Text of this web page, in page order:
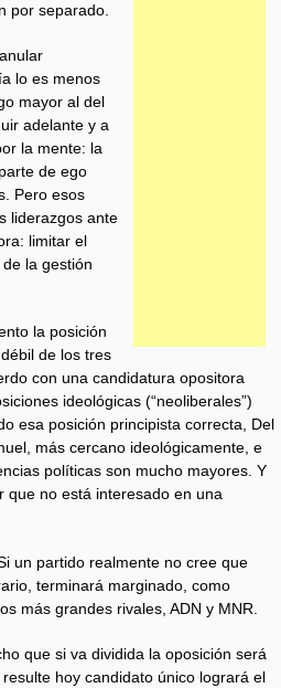
por separado.
lo es menos
mayor al del
adelante y a
la mente: la
de ego
Pero esos
liderazgos ante
limitar el
la gestión
la posición
de los tres
con una candidatura opositora
ideológicas (“neoliberales”)
esa posición principista correcta, Del
más cercano ideológicamente, e
políticas son mucho mayores. Y
que no está interesado en una
un partido realmente no cree que
terminará marginado, como
más grandes rivales, ADN y MNR.
que si va dividida la oposición será
hoy candidato único logrará el